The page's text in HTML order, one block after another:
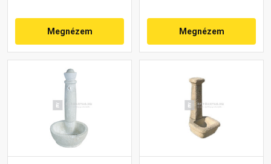
Megnézem Megnézem